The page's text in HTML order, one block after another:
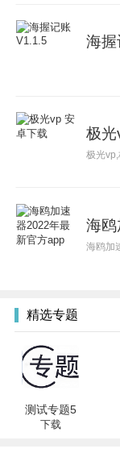
海
极
极光
海鸥
海鸥加
精选专题
测试专题5
下载